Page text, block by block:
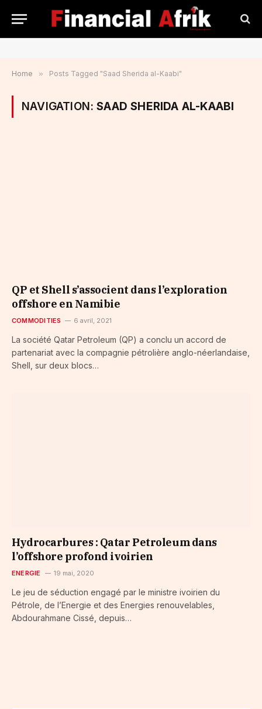
Home » Posts Tagged "Saad Sherida al-Kaabi"
NAVIGATION:SAAD SHERIDA AL-KAABI
QP et Shell s’associent dans l’exploration
offshore en Namibie
COMMODITIES 6 avril, 2021
La société Qatar Petroleum (QP) a conclu un accord de
partenariat avec la compagnie pétrolière anglo-néerlandaise,
Shell, sur deux blocs…
Hydrocarbures : Qatar Petroleum dans
l’offshore profond ivoirien
ENERGIE 19 mai, 2020
Le jeu de séduction engagé par le ministre ivoirien du
Pétrole, de l’Energie et des Energies renouvelables,
Abdourahmane Cissé, depuis…